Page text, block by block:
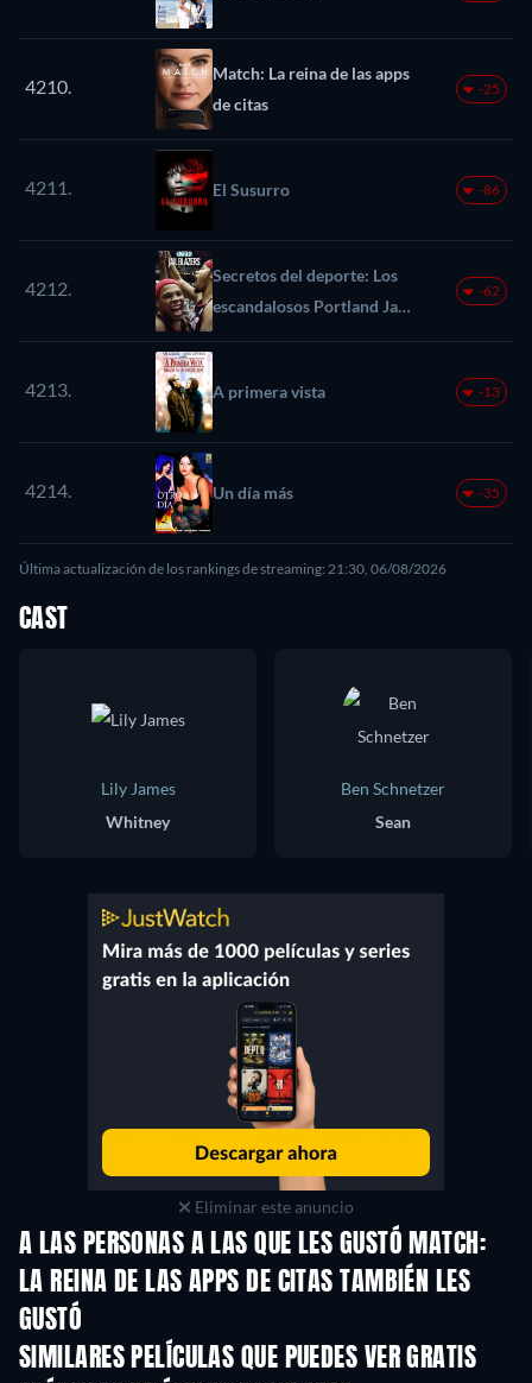
4210.
Match: La reina de las apps
de citas
-25
4211. El Susurro -86
4212.
Secretos del deporte: Los
escandalosos Portland Jail
Blazers
-62
4213. A primera vista -13
4214. Un día más -35
Última actualización de los rankings de streaming: 21:30, 06/08/2026
CAST
Lily James
Whitney
Ben Schnetzer
Sean
Eliminar este anuncio
A LAS PERSONAS A LAS QUE LES GUSTÓ MATCH:
LA REINA DE LAS APPS DE CITAS TAMBIÉN LES
GUSTÓ
SIMILARES PELÍCULAS QUE PUEDES VER GRATIS